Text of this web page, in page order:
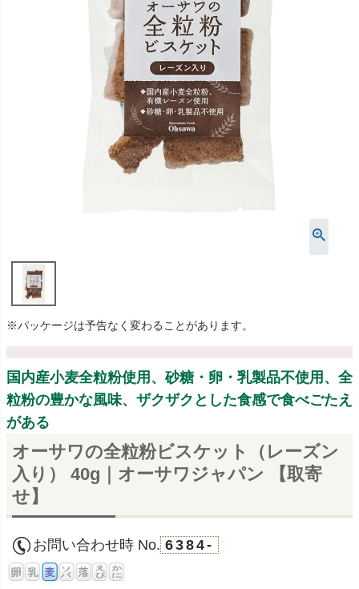
※パッケージは予告なく変わることがあります。
国内産小麦全粒粉使用、砂糖・卵・乳製品不使用、全
粒粉の豊かな風味、ザクザクとした食感で食べごたえ
がある
オーサワの全粒粉ビスケット（レーズン
入り） 40g｜オーサワジャパン 【取寄
せ】
お問い合わせ時 No. 6384-